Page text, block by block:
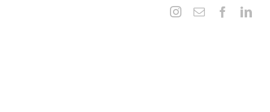
Instagram
E-